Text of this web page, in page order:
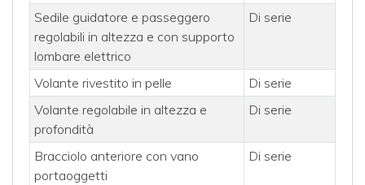
Sedile guidatore e passeggero
regolabili in altezza e con supporto
lombare elettrico
Di serie
Volante rivestito in pelle
Di serie
Volante regolabile in altezza e
profondità
Di serie
Bracciolo anteriore con vano
portaoggetti
Di serie